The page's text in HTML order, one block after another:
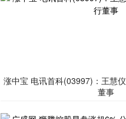
涨中宝 电讯首科(03997)：王慧
董事